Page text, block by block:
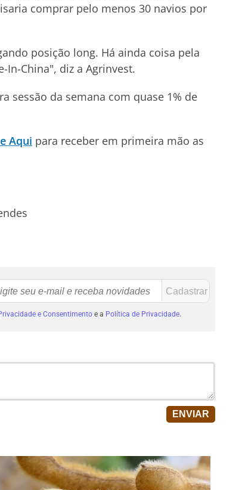
comprar pelo menos 30 navios por
posição long. Há ainda coisa pela
China", diz a Agrinvest.
sessão da semana com quase 1% de
Aqui para receber em primeira mão as
e Consentimentoe a Política de Privacidade.